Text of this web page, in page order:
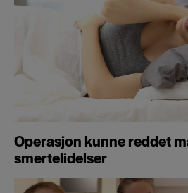
Operasjon kunne reddet
smertelidelser